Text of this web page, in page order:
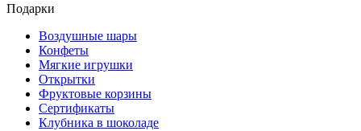
Подарки
Воздушные шары
Конфеты
Мягкие игрушки
Открытки
Фруктовые корзины
Сертификаты
Клубника в шоколаде